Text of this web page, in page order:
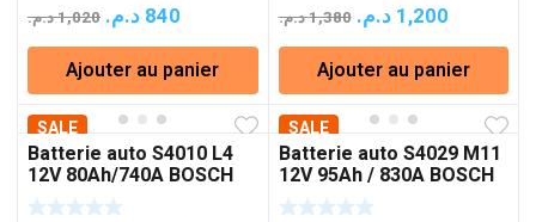
1,020د.م.
Le
prix
initial
était :
840 د.م.
prix
actuel
est :
840 د.م..
Ajouter au panier
1,380د.م.
Le
prix
initial
était :
1,200 د.م.
Le
prix
actuel
est :
Ajouter au panier
SALE
Batterie auto S4010 L4
12V 80Ah/740A BOSCH
SALE
Batterie auto S4029 M11
12V 95Ah / 830A BOSCH